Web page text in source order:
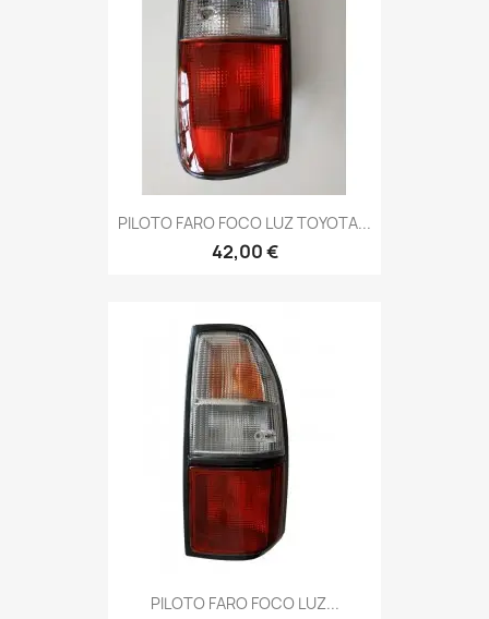
PILOTO FARO FOCO LUZ TOYOTA...
42,00 €
PILOTO FARO FOCO LUZ...